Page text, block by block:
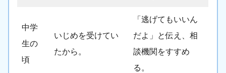
中学
生の
頃
いじめを受けてい
たから。
「逃げてもいいん
だよ」と伝え、相
談機関をすすめ
る。